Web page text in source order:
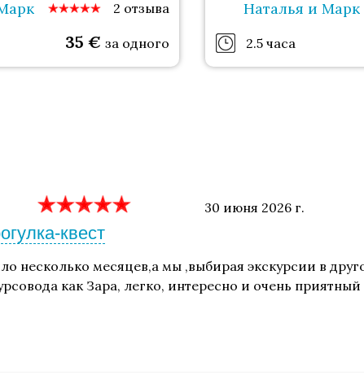
2 отзыва
35€ за одного
Наталья и Марк
2.5 часа
30 июня 2026 г.
квест
несколько месяцев,а мы ,выбирая экскурсии в
как Зара, легко, интересно и очень